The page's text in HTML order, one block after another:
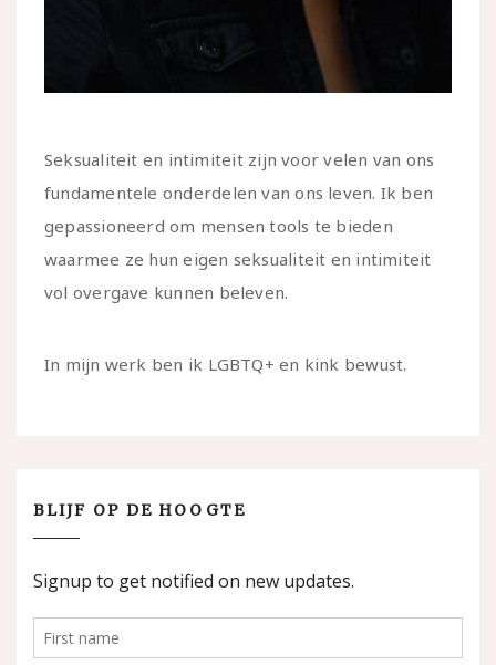
Seksualiteit en intimiteit zijn voor velen van ons
fundamentele onderdelen van ons leven. Ik ben
gepassioneerd om mensen tools te bieden
waarmee ze hun eigen seksualiteit en intimiteit
vol overgave kunnen beleven.
In mijn werk ben ik LGBTQ+ en kink bewust.
BLIJF OP DE HOOGTE